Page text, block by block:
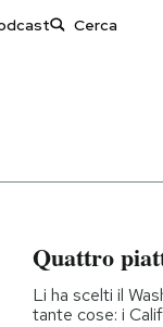
Moda
Storie/
Ok
Quattro
Li ha scelti il
tante cose: i